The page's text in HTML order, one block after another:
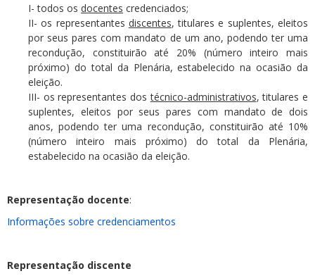
I- todos os docentes credenciados;
II- os representantes discentes, titulares e suplentes, eleitos
por seus pares com mandato de um ano, podendo ter uma
recondução, constituirão até 20% (número inteiro mais
próximo) do total da Plenária, estabelecido na ocasião da
eleição.
III- os representantes dostécnico-administrativos, titulares e
suplentes, eleitos por seus pares com mandato de dois
anos, podendo ter uma recondução, constituirão até 10%
(número inteiro mais próximo) do total da Plenária,
estabelecido na ocasião da eleição.
Representação docente:
Informações sobre credenciamentos
Representação discente